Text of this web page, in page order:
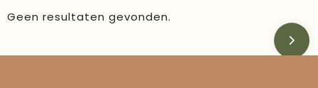
Geen resultaten gevonden.